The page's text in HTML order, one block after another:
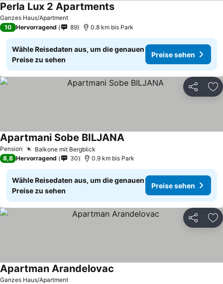
Ganzes Haus/Apartment
Perla Lux 2 ApartmentsPreise sehen
10 Hervorragend 89 0.8 km bis Park
Wähle Reisedaten aus, um die genauen
Preise zu sehen
Preise sehen
Teilen
Pension Balkone mit Bergblick
Apartmani Sobe BILJANAPreise sehen
8,8 Hervorragend 30 0.9 km bis Park
Wähle Reisedaten aus, um die genauen
Preise zu sehen
Preise sehen
Teilen
Ganzes Haus/Apartment
Apartman Arandelovac